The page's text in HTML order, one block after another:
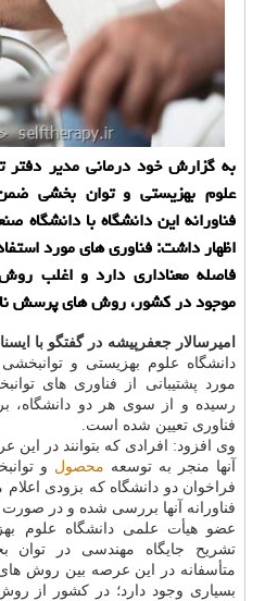
به گزارش خود درمانی مدیر دفتر
علوم بهزیستی و توان بخشی
فناورانه این دانشگاه با دانشگاه
اظهار داشت: فناوری های مورد
فاصله معناداری دارد و اغلب روش
موجود در كشور، روش های پرسش
امیرسالار جعفرپیشه در گفتگو با
دانشگاه علوم بهزیستی و
مورد پشتیبانی از فناوری های
رسیده و از سوی هر دو دانشگاه،
فناوری تعیین شده است.
وی افزود: افرادی كه بتوانند در این
آنها منجر به توسعه محصول و
فراخوان دو دانشگاه كه بزودی
فناورانه آنها بررسی شده و در صورت
عضو هیأت علمی دانشگاه علوم
تشریح جایگاه مهندسی در توان
متأسفانه در این عرصه بین روش های
بسیاری وجود دارد؛ در كشور از